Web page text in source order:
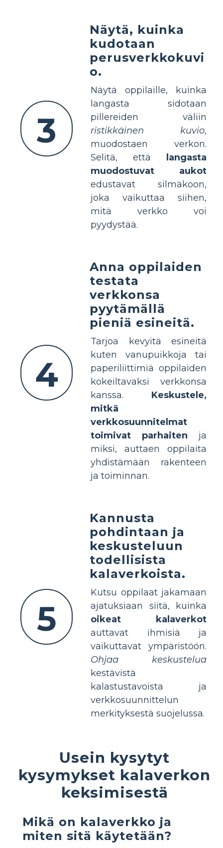
3
Näytä, kuinka
kudotaan
perusverkkokuvi
o.
Näytä oppilaille, kuinka
langasta sidotaan
pillereiden väliin
ristikkäinen kuvio,
muodostaen verkon.
Selitä, että
langasta
muodostuvat aukot
edustavat silmäkoon,
joka vaikuttaa siihen,
mitä verkko voi
pyydystää.
4
Anna oppilaiden
testata
verkkonsa
pyytämällä
pieniä esineitä.
Tarjoa kevyitä esineitä
kuten vanupuikkoja tai
paperiliittimiä oppilaiden
kokeiltavaksi verkkonsa
kanssa. Keskustele,
mitkä
verkkosuunnitelmat
toimivat parhaiten ja
miksi, auttaen oppilaita
yhdistämään rakenteen
ja toiminnan.
5
Kannusta
pohdintaan ja
keskusteluun
todellisista
kalaverkoista.
Kutsu oppilaat jakamaan
ajatuksiaan siitä, kuinka
oikeat kalaverkot
auttavat ihmisiä ja
vaikuttavat ympäristöön.
Ohjaa keskustelua
kestävistä
kalastustavoista ja
verkkosuunnittelun
merkityksestä suojelussa.
Usein kysytyt
kysymykset kalaverkon
keksimisestä
Mikä on kalaverkko ja
miten sitä käytetään?